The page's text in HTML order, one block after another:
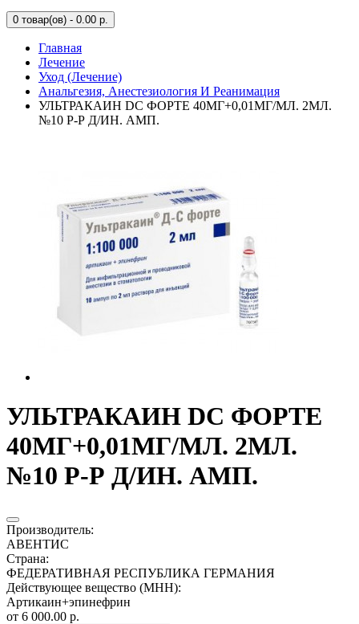
0 товар(ов) - 0.00 р.
Главная
Лечение
Уход (Лечение)
Анальгезия, Анестезиология И Реанимация
УЛЬТРАКАИН DC ФОРТЕ 40МГ+0,01МГ/МЛ. 2МЛ.
№10 Р-Р Д/ИН. АМП.
УЛЬТРАКАИН DC ФОРТЕ
40МГ+0,01МГ/МЛ. 2МЛ.
№10 Р-Р Д/ИН. АМП.
Производитель:
АВЕНТИС
Страна:
ФЕДЕРАТИВНАЯ РЕСПУБЛИКА ГЕРМАНИЯ
Действующее вещество (МНН):
Артикаин+эпинефрин
от 6 000.00 р.